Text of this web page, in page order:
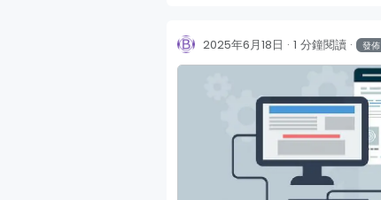
2025年6月18日 1 分鐘閱讀 發佈